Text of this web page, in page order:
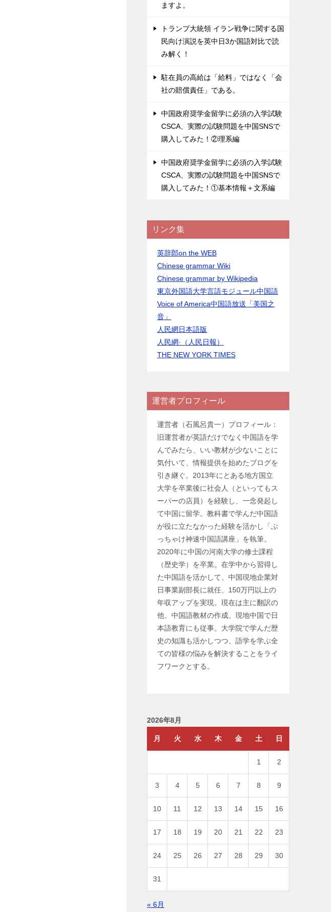
ますよ。
トランプ大統領 イラン戦争に関する国
民向け演説を英中日3か国語対比で読
み解く！
駐在員の高給は「給料」ではなく「会
社の賠償責任」である。
中国政府奨学金留学に必須の入学試験
CSCA、実際の試験問題を中国SNSで
購入してみた！②理系編
中国政府奨学金留学に必須の入学試験
CSCA、実際の試験問題を中国SNSで
購入してみた！①基本情報＋文系編
リンク集
英辞郎on the WEB
Chinese grammar Wiki
Chinese grammar by Wikipedia
東京外国語大学言語モジュール中国語
Voice of America中国語放送「美国之
音」
人民網日本語版
人民網·（人民日報）
THE NEW YORK TIMES
運営者プロフィール
運営者（石風呂貴一）プロフィール：
旧運営者が英語だけでなく中国語を学
んでみたら、いい教材が少ないことに
気付いて、情報提供を始めたブログを
引き継ぐ。2013年にとある地方国立
大学を卒業後に社会人（といってもス
ーパーの店員）を経験し、一念発起し
て中国に留学。教科書で学んだ中国語
が役に立たなかった経験を活かし「ぶ
っちゃけ神速中国語講座」を執筆。
2020年に中国の河南大学の修士課程
（歴史学）を卒業。在学中から習得し
た中国語を活かして、中国現地企業対
日事業副部長に就任、150万円以上の
年収アップを実現。現在は主に翻訳の
他、中国語教材の作成、現地中国で日
本語教育にも従事。大学院で学んだ歴
史の知識も活かしつつ、語学を学ぶ全
ての皆様の悩みを解決することをライ
フワークとする。
2026年8月
月 火 水 木 金 土 日
1 2
3 4 5 6 7 8 9
10 11 12 13 14 15 16
17 18 19 20 21 22 23
24 25 26 27 28 29 30
31
« 6月